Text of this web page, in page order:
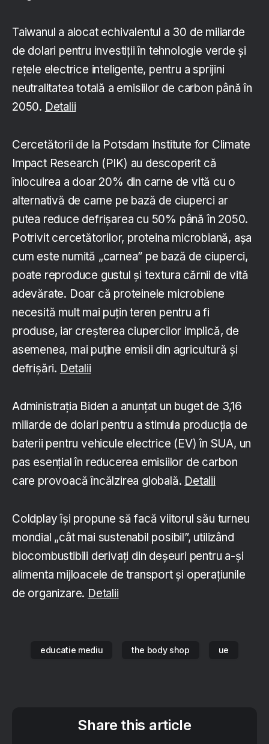
Taiwanul a alocat echivalentul a 30 de miliarde
de dolari pentru investiții în tehnologie verde și
rețele electrice inteligente, pentru a sprijini
neutralitatea totală a emisiilor de carbon până în
2050. Detalii
Cercetătorii de la Potsdam Institute for Climate
Impact Research (PIK) au descoperit că
înlocuirea a doar 20% din carne de vită cu o
alternativă de carne pe bază de ciuperci ar
putea reduce defrișarea cu 50% până în 2050.
Potrivit cercetătorilor, proteina microbiană, așa
cum este numită „carnea” pe bază de ciuperci,
poate reproduce gustul și textura cărnii de vită
adevărate. Doar că proteinele microbiene
necesită mult mai puțin teren pentru a fi
produse, iar creșterea ciupercilor implică, de
asemenea, mai puține emisii din agricultură și
defrișări. Detalii
Administrația Biden a anunțat un buget de 3,16
miliarde de dolari pentru a stimula producția de
baterii pentru vehicule electrice (EV) în SUA, un
pas esențial în reducerea emisiilor de carbon
care provoacă încălzirea globală. Detalii
Coldplay își propune să facă viitorul său turneu
mondial „cât mai sustenabil posibil”, utilizând
biocombustibili derivați din deșeuri pentru a-și
alimenta mijloacele de transport și operațiunile
de organizare. Detalii
educatie mediu the body shop ue
Share this article